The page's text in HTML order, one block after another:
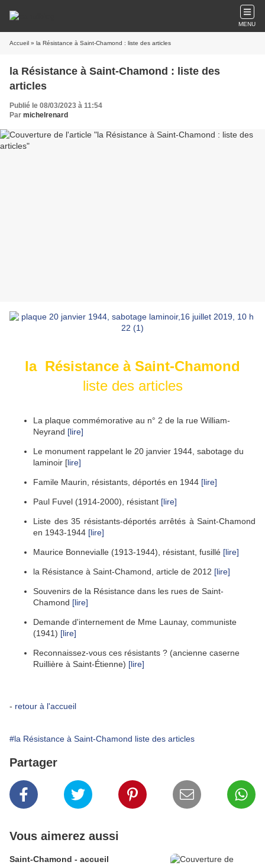
MENU
Accueil » la Résistance à Saint-Chamond : liste des articles
la Résistance à Saint-Chamond : liste des
articles
Publié le 08/03/2023 à 11:54
Par michelrenard
la Résistance à Saint-Chamond
liste des articles
La plaque commémorative au n° 2 de la rue William-
Neyrand [lire]
Le monument rappelant le 20 janvier 1944, sabotage du
laminoir [lire]
Famile Maurin, résistants, déportés en 1944 [lire]
Paul Fuvel (1914-2000), résistant [lire]
Liste des 35 résistants-déportés arrêtés à Saint-Chamond
en 1943-1944 [lire]
Maurice Bonnevialle (1913-1944), résistant, fusillé [lire]
la Résistance à Saint-Chamond, article de 2012 [lire]
Souvenirs de la Résistance dans les rues de Saint-
Chamond [lire]
Demande d'internement de Mme Launay, communiste
(1941) [lire]
Reconnaissez-vous ces résistants ? (ancienne caserne
Ruillière à Saint-Étienne) [lire]
- retour à l'accueil
#la Résistance à Saint-Chamond liste des articles
Partager
Vous aimerez aussi
Saint-Chamond - accueil